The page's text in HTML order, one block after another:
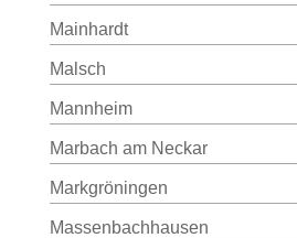
Mainhardt
Malsch
Mannheim
Marbach am Neckar
Markgröningen
Massenbachhausen